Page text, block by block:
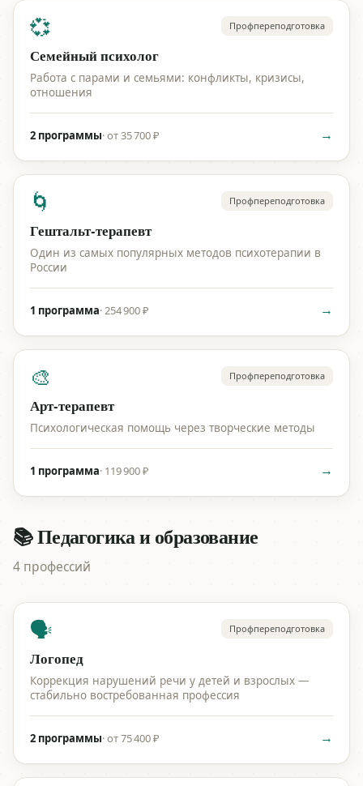
💞 Профпереподготовка
Семейный психолог
Работа с парами и семьями: конфликты, кризисы,
отношения
2 программы·от 35 700 ₽ →
🌀 Профпереподготовка
Гештальт-терапевт
Один из самых популярных методов психотерапии в
России
1 программа· 254 900 ₽ →
🎨 Профпереподготовка
Арт-терапевт
Психологическая помощь через творческие методы
1 программа· 119 900 ₽ →
📚 Педагогика и образование
4 профессий
🗣️ Профпереподготовка
Логопед
Коррекция нарушений речи у детей и взрослых —
стабильно востребованная профессия
2 программы·от 75 400 ₽ →